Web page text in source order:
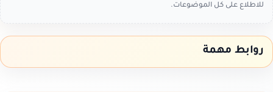
للاطلاع على كل الموضوعات.
روابط مهمة